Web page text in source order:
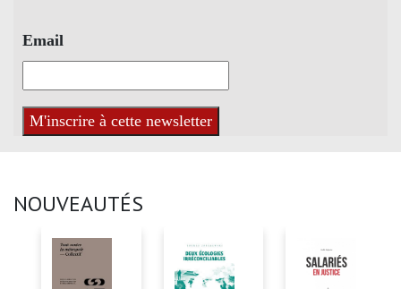
Email
NOUVEAUTÉS